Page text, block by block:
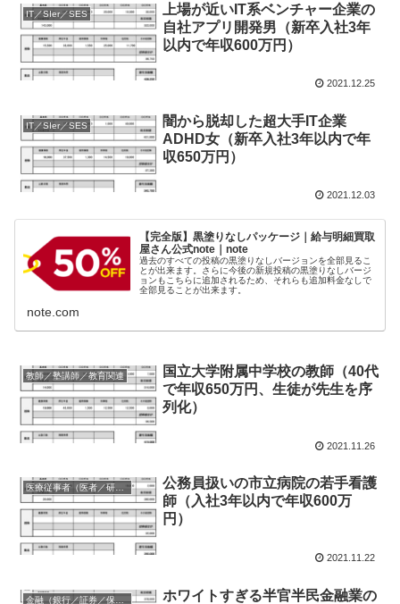
IT／SIer／SES
上場が近いIT系ベンチャー企業の
自社アプリ開発男（新卒入社3年
以内で年収600万円）
2021.12.25
IT／SIer／SES
闇から脱却した超大手IT企業
ADHD女（新卒入社3年以内で年
収650万円）
2021.12.03
【完全版】黒塗りなしパッケージ｜給与明細買取
屋さん公式note｜note
過去のすべての投稿の黒塗りなしバージョンを全部見るこ
とが出来ます。さらに今後の新規投稿の黒塗りなしバージ
ョンもこちらに追加されるため、それらも追加料金なしで
全部見ることが出来ます。
note.com
教師／塾講師／教育関連
国立大学附属中学校の教師（40代
で年収650万円、生徒が先生を序
列化）
2021.11.26
医療従事者（医者／研修医／看護師等）
公務員扱いの市立病院の若手看護
師（入社3年以内で年収600万
円）
2021.11.22
ホワイトすぎる半官半民金融業の